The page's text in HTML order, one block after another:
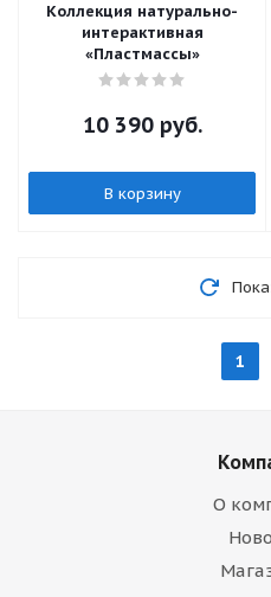
Коллекция натурально-
интерактивная
«Пластмассы»
10 390руб.
В корзину
1
О